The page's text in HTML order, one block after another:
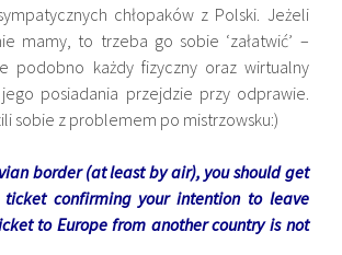
chłopaków z Polski. Jeżeli
mamy, to trzeba go sobie ‘załatwić’ –
podobno każdy fizyczny oraz wirtualny
posiadania przejdzie przy odprawie.
sobie z problemem po mistrzowsku:)
border (at least by air), you should get
confirming your intention to leave
to Europe from another country is not